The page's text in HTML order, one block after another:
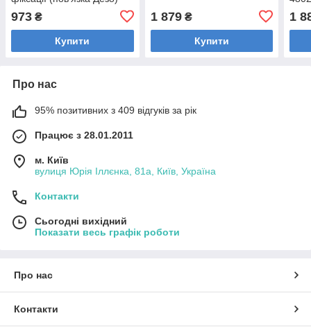
973 ₴
Купити
1 879₴
Купити
1
Про нас
95% позитивних з 409 відгуків за рік
Працює з 28.01.2011
м. Київ
вулиця Юрія Іллєнка, 81а, Київ, Україна
Контакти
Сьогодні вихідний
Показати весь графік роботи
Про нас
Контакти